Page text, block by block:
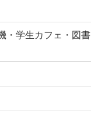
・学生カフェ・図書